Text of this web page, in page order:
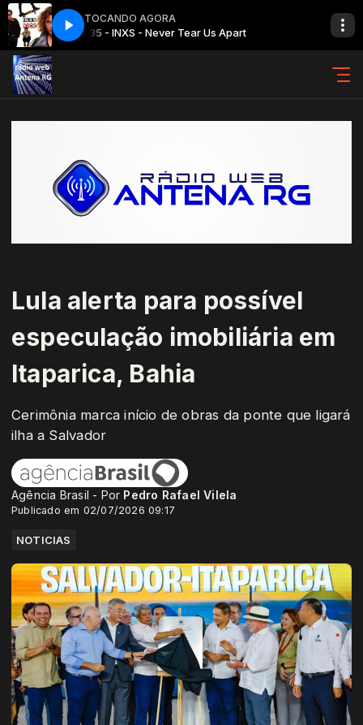
TOCANDO AGORA
35 - INXS - Never Tear Us Apart
Lula alerta para possível
especulação imobiliária em
Itaparica, Bahia
Cerimônia marca início de obras da ponte que ligará
ilha a Salvador
Agência Brasil - Por Pedro Rafael Vilela
Publicado em 02/07/2026 09:17
NOTICIAS